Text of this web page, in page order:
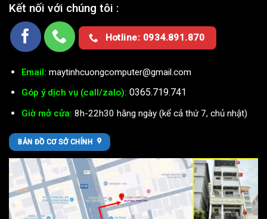
Kết nối với chúng tôi :
Hotline: 0934.891.870
Email: maytinhcuongcomputer@gmail.com
Góp ý dịch vụ (call/zalo): 0365.719.741
Giờ mở cửa: 8h-22h30 hằng ngày (kể cả thứ 7, chủ nhật)
BẢN ĐỒ CƠ SỞ CHÍNH